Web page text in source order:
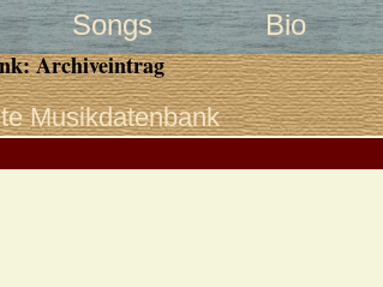
Songs Bio
Archiveintrag
Musikdatenbank